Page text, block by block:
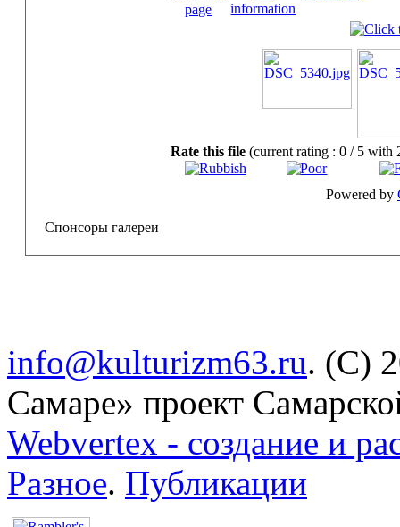
Rate this file (current rating : 0 / 5 with
Powered by
Спонсоры галереи
info@kulturizm63.ru. (C)
Самаре» проект
Webvertex - создание и
Разное. Публикации